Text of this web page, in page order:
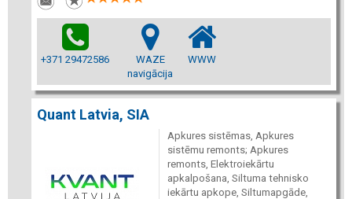
+371 29472586
WAZE
navigācija
WWW
Quant Latvia, SIA
Apkures sistēmas, Apkures
sistēmu remonts; Apkures
remonts, Elektroiekārtu
apkalpošana, Siltuma tehnisko
iekārtu apkope, Siltumapgāde,